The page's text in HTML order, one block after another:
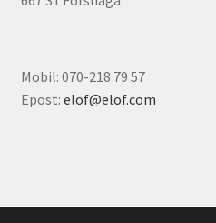
Mobil: 070-218 79 57
Epost: elof@elof.com